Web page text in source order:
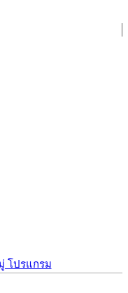
โปรแกรม